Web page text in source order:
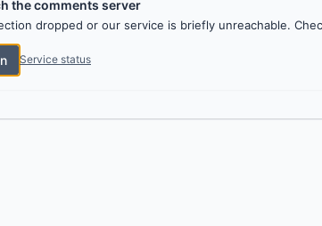
the comments server
dropped or our service is briefly unreachable.
Service status